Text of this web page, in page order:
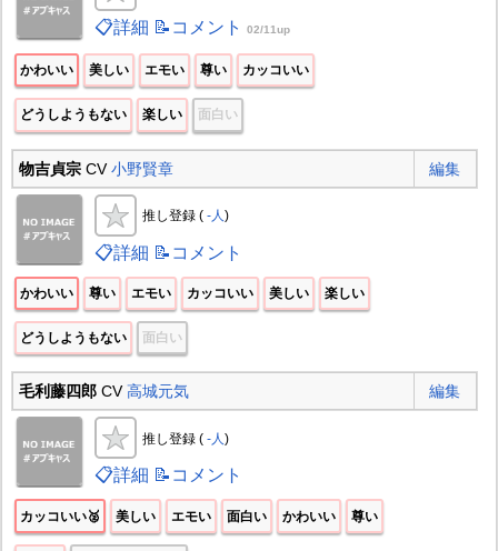
📋詳細 📝コメント 02/11up
かわいい 美しい エモい 尊い カッコいい
どうしようもない 楽しい 面白い
物吉貞宗CV小野賢章 編集
推し登録 ( -人)
📋詳細 📝コメント
かわいい 尊い エモい カッコいい 美しい 楽しい
どうしようもない 面白い
毛利藤四郎CV高城元気 編集
推し登録 ( -人 )
📋詳細 📝コメント
カッコいい🥈 美しい エモい 面白い かわいい 尊い